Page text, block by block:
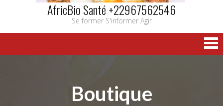
AfricBio Santé +22967562546
Se former S'informer Agir
Boutique